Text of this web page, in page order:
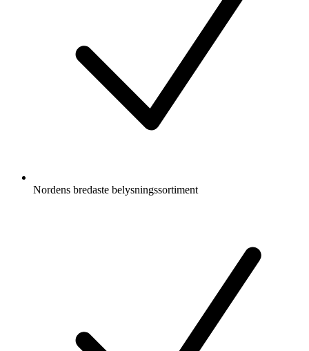
Nordens bredaste belysningssortiment